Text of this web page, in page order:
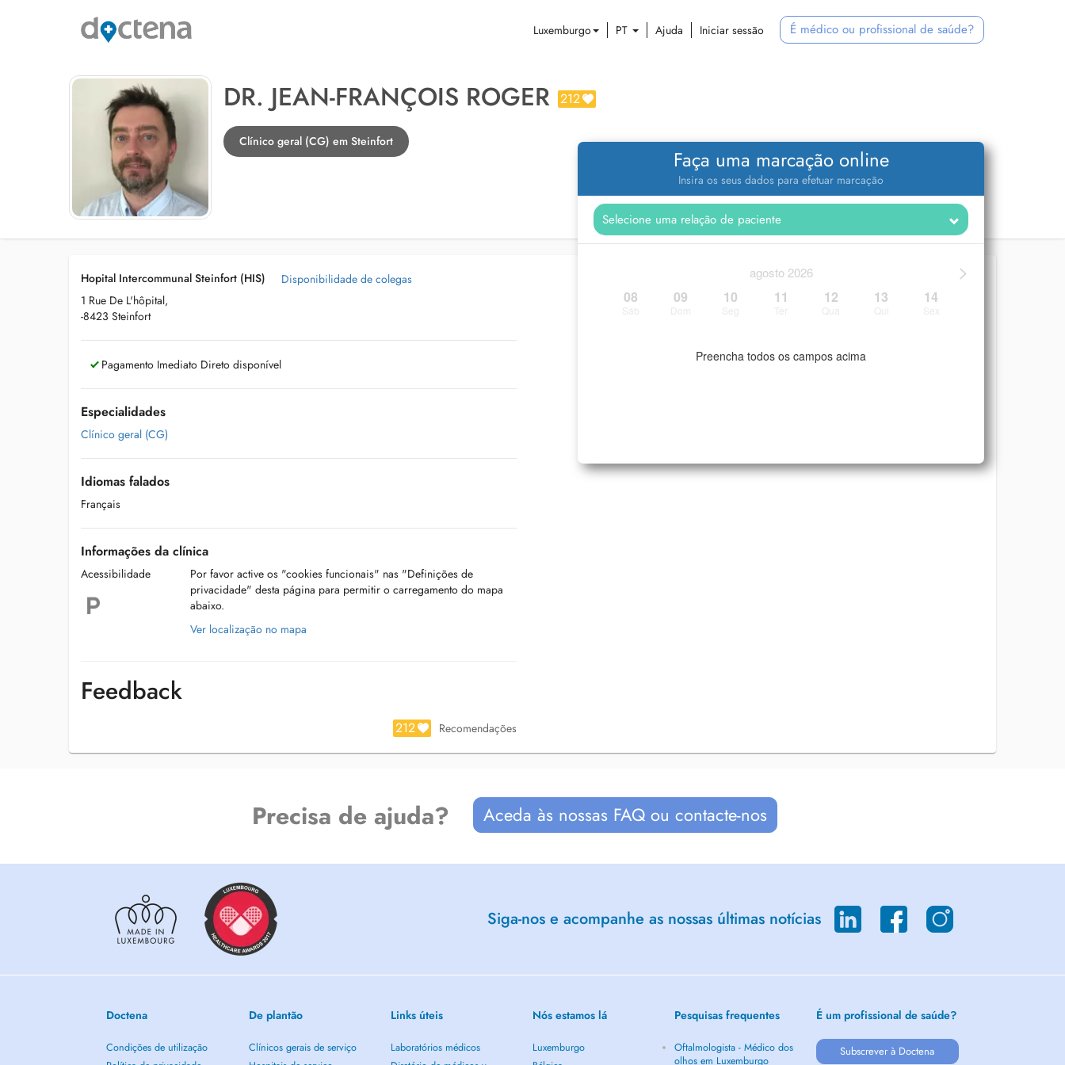
Luxemburgo PT Ajuda Iniciar sessão É médico ou profissional de saúde?
DR. JEAN-FRANÇOIS ROGER 212
Clínico geral (CG) em Steinfort
Faça uma marcação online
Insira os seus dados para efetuar marcação
>
agosto 2026
08 09 10 11 12 13 14
Preencha todos os campos acima
Hopital Intercommunal Steinfort (HIS)
1 Rue De L'hôpital,
-8423 Steinfort
Disponibilidade de colegas
Pagamento Imediato Direto disponível
Especialidades
Clínico geral (CG)
Idiomas falados
Français
Informações da clínica
Acessibilidade
Por favor active os "cookies funcionais" nas "Definições de
privacidade" desta página para permitir o carregamento do mapa
abaixo.
Ver localização no mapa
Feedback
212 Recomendações
Precisa de ajuda? Aceda às nossas FAQ ou contacte-nos
Siga-nos e acompanhe as nossas últimas notícias
Doctena
Condições de utilização
De plantão
Clínicos gerais de serviço
Links úteis
Laboratórios médicos
Nós estamos lá
Luxemburgo
Pesquisas frequentes
Oftalmologista - Médico dos
olhos em Luxemburgo
É um profissional de saúde?
Subscrever à Doctena